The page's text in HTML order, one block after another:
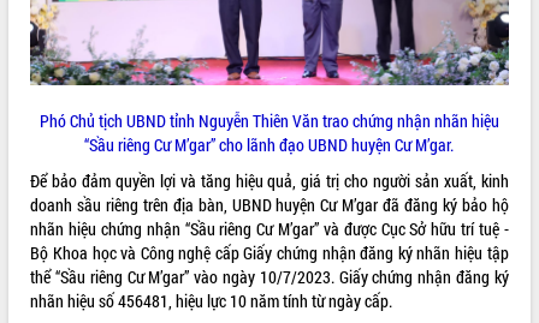
Khám bệnh, cấp phát thuốc miễn phí
và tặng quà người dân xã Cư Pui
Hội nghị UBND tỉnh Đắk Lắk thường kỳ
Lễ truy tặng danh hiệu “Bà Mẹ Việt
Nam Anh hùng” và trao Huân chương
Lao động
UBND tỉnh Đắk Lắk triển khai nhiệm
vụ 6 tháng cuối năm 2026
Kỳ họp thứ Hai, Hội đồng nhân dân
tỉnh khóa XI quyết nghị nhiều nội dung
quan trọng
ALBUM ẢNH
Phó Chủ tịch UBND tỉnh Nguyễn Thiên Văn trao chứng nhận nhãn hiệu
“Sầu riêng Cư M’gar” cho lãnh đạo UBND huyện Cư M’gar.
Để bảo đảm quyền lợi và tăng hiệu quả, giá trị cho người sản xuất, kinh
doanh sầu riêng trên địa bàn, UBND huyện Cư M’gar đã đăng ký bảo hộ
nhãn hiệu chứng nhận “Sầu riêng Cư M’gar” và được Cục Sở hữu trí tuệ -
Bộ Khoa học và Công nghệ cấp Giấy chứng nhận đăng ký nhãn hiệu tập
thể “Sầu riêng Cư M’gar” vào ngày 10/7/2023. Giấy chứng nhận đăng ký
nhãn hiệu số 456481, hiệu lực 10 năm tính từ ngày cấp.